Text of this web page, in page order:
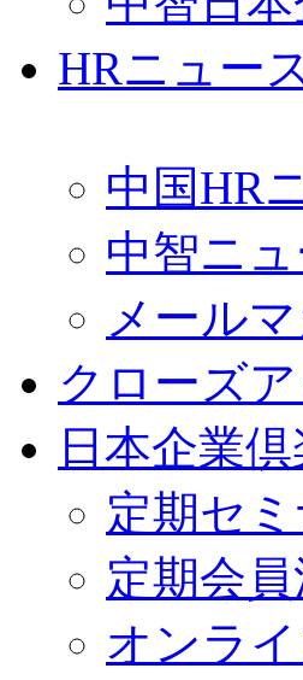
HRニュー
中国HR
中智ニ
メール
クローズ
日本企業
定期セ
定期会
オンラ